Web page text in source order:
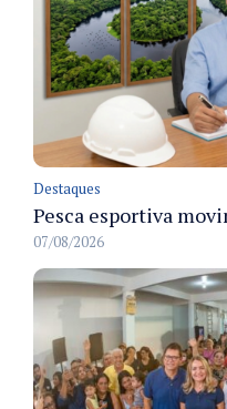
Destaques
07/08/2026